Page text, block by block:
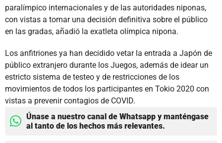
paralímpico internacionales y de las autoridades niponas,
con vistas a tomar una decisión definitiva sobre el público
en las gradas, añadió la exatleta olímpica nipona.
Los anfitriones ya han decidido vetar la entrada a Japón de
público extranjero durante los Juegos, además de idear un
estricto sistema de testeo y de restricciones de los
movimientos de todos los participantes en Tokio 2020 con
vistas a prevenir contagios de COVID.
Únase a nuestro canal de Whatsapp y manténgase
al tanto de los hechos más relevantes.